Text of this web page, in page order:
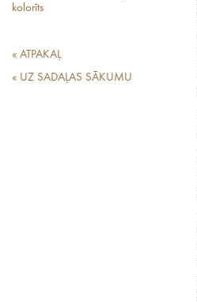
kolorīts
« ATPAKAĻ
« UZ SADAĻAS SĀKUMU